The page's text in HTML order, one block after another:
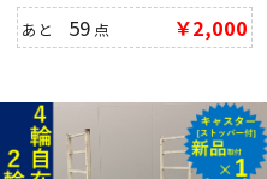
あと 59 点 ￥2,000